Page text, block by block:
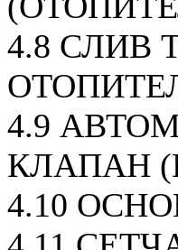
4.8 СЛИВ
4.9
КЛАПАН
4.10